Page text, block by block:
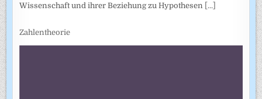
Wissenschaft und ihrer Beziehung zu Hypothesen [...]
Zahlentheorie